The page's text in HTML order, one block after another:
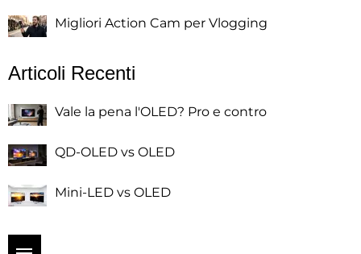
Migliori Action Cam per Vlogging
Articoli Recenti
Vale la pena l'OLED? Pro e contro
QD-OLED vs OLED
Mini-LED vs OLED